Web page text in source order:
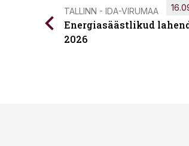
TALLINN - IDA-VIRUMAA
Energiasäästlikud
2026